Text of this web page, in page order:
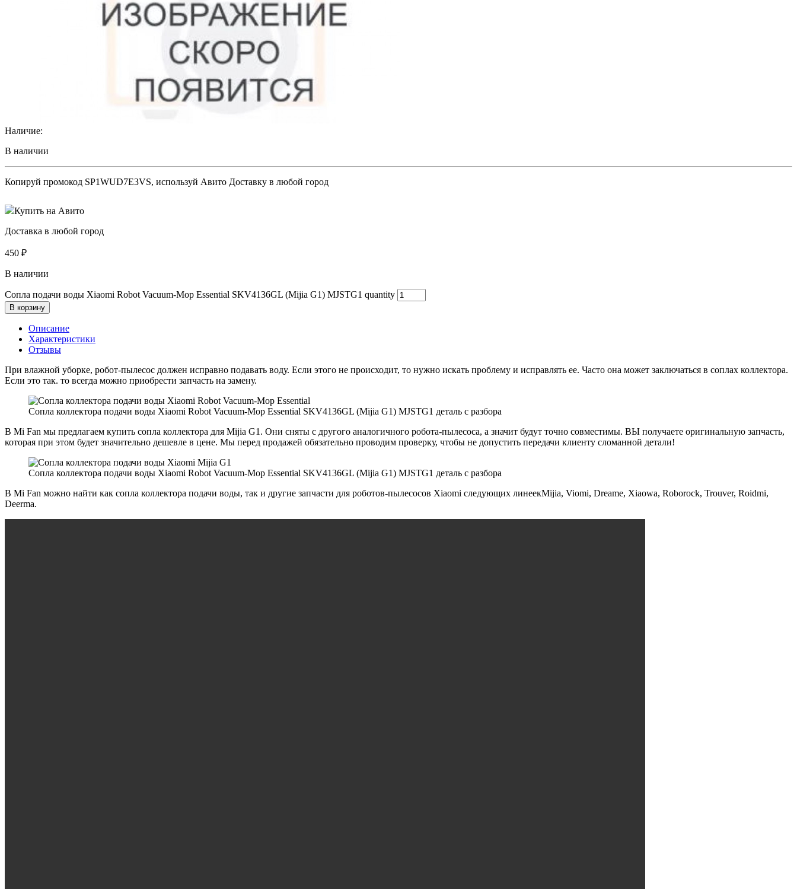
Наличие:
В наличии
Копируй промокод SP1WUD7E3VS, используй Авито Доставку в любой город
Купить на Авито
Доставка в любой город
450 ₽
В наличии
Cопла подачи воды Xiaomi Robot Vacuum-Mop Essential SKV4136GL (Mijia G1) MJSTG1 quantity
В корзину
Описание
Характеристики
Отзывы
При влажной уборке, робот-пылесос должен исправно подавать воду. Если этого не происходит, то нужно искать проблему и исправлять ее. Часто она может заключаться в соплах коллектора.
Если это так. то всегда можно приобрести запчасть на замену.
Сопла коллектора подачи воды Xiaomi Robot Vacuum-Mop Essential SKV4136GL (Mijia G1) MJSTG1 деталь с разбора
В Mi Fan мы предлагаем купить сопла коллектора для Mijia G1. Они сняты с другого аналогичного робота-пылесоса, а значит будут точно совместимы. ВЫ получаете оригинальную запчасть,
которая при этом будет значительно дешевле в цене. Мы перед продажей обязательно проводим проверку, чтобы не допустить передачи клиенту сломанной детали!
Сопла коллектора подачи воды Xiaomi Robot Vacuum-Mop Essential SKV4136GL (Mijia G1) MJSTG1 деталь с разбора
В Mi Fan можно найти как сопла коллектора подачи воды, так и другие запчасти для роботов-пылесосов Xiaomi следующих линеекMijia, Viomi, Dreame, Xiaowa, Roborock, Trouver, Roidmi,
Deerma.